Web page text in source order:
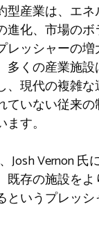
型産業は、エ
進化、市場の
レッシャーの
多くの産業施
、現代の複雑
ていない従来
す。
Josh Vernon
既存の施設を
というプレッ